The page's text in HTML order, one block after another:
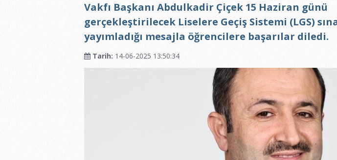
Vakfı Başkanı Abdulkadir Çiçek 15 Haziran günü
gerçekleştirilecek Liselere Geçiş Sistemi (LGS)
yayımladığı mesajla öğrencilere başarılar diledi.
Tarih: 14-06-2025 13:50:34